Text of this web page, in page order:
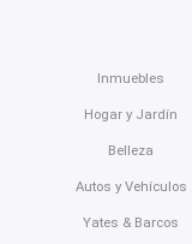
Inmuebles
Hogar y Jardín
Belleza
Autos y Vehículos
Yates & Barcos